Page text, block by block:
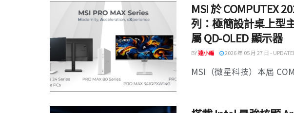
MSI 於 COMPUTEX
列：極簡設計桌上型
屬 QD-OLED 顯示器
BY達小編 2026 年 05 月 27 日 -
MSI（微星科技）本屆